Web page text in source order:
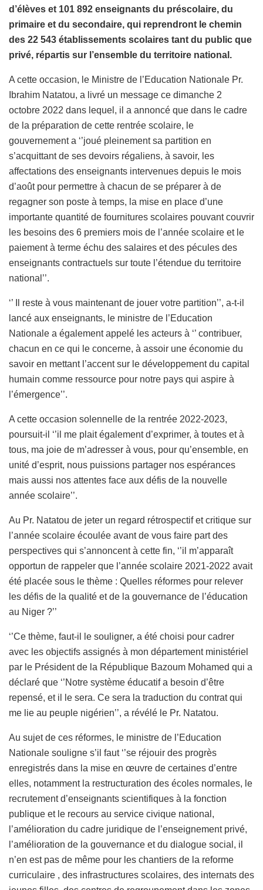
d’élèves et 101 892 enseignants du préscolaire, du
primaire et du secondaire, qui reprendront le chemin
des 22 543 établissements scolaires tant du public que
privé, répartis sur l’ensemble du territoire national.
A cette occasion, le Ministre de l’Education Nationale Pr.
Ibrahim Natatou, a livré un message ce dimanche 2
octobre 2022 dans lequel, il a annoncé que dans le cadre
de la préparation de cette rentrée scolaire, le
gouvernement a ‘’joué pleinement sa partition en
s’acquittant de ses devoirs régaliens, à savoir, les
affectations des enseignants intervenues depuis le mois
d’août pour permettre à chacun de se préparer à de
regagner son poste à temps, la mise en place d’une
importante quantité de fournitures scolaires pouvant couvrir
les besoins des 6 premiers mois de l’année scolaire et le
paiement à terme échu des salaires et des pécules des
enseignants contractuels sur toute l’étendue du territoire
national’’.
‘’ Il reste à vous maintenant de jouer votre partition’’, a-t-il
lancé aux enseignants, le ministre de l’Education
Nationale a également appelé les acteurs à ‘’ contribuer,
chacun en ce qui le concerne, à assoir une économie du
savoir en mettant l’accent sur le développement du capital
humain comme ressource pour notre pays qui aspire à
l’émergence’’.
A cette occasion solennelle de la rentrée 2022-2023,
poursuit-il ‘’il me plait également d’exprimer, à toutes et à
tous, ma joie de m’adresser à vous, pour qu’ensemble, en
unité d’esprit, nous puissions partager nos espérances
mais aussi nos attentes face aux défis de la nouvelle
année scolaire’’.
Au Pr. Natatou de jeter un regard rétrospectif et critique sur
l’année scolaire écoulée avant de vous faire part des
perspectives qui s’annoncent à cette fin, ‘’il m’apparaît
opportun de rappeler que l’année scolaire 2021-2022 avait
été placée sous le thème : Quelles réformes pour relever
les défis de la qualité et de la gouvernance de l’éducation
au Niger ?’’
‘’Ce thème, faut-il le souligner, a été choisi pour cadrer
avec les objectifs assignés à mon département ministériel
par le Président de la République Bazoum Mohamed qui a
déclaré que ‘’Notre système éducatif a besoin d’être
repensé, et il le sera. Ce sera la traduction du contrat qui
me lie au peuple nigérien’’, a révélé le Pr. Natatou.
Au sujet de ces réformes, le ministre de l’Education
Nationale souligne s’il faut ‘’se réjouir des progrès
enregistrés dans la mise en œuvre de certaines d’entre
elles, notamment la restructuration des écoles normales, le
recrutement d’enseignants scientifiques à la fonction
publique et le recours au service civique national,
l’amélioration du cadre juridique de l’enseignement privé,
l’amélioration de la gouvernance et du dialogue social, il
n’en est pas de même pour les chantiers de la reforme
curriculaire , des infrastructures scolaires, des internats des